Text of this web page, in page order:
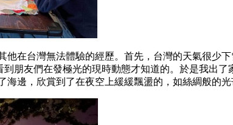
他在台灣無法體驗的經歷。首先，台灣的天氣很少
到朋友們在發極光的現時動態才知道的。於是我出
邊，欣賞到了在夜空上緩緩飄盪的，如絲綢般的光